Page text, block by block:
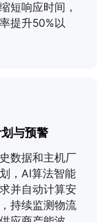
短响应时间，
提升50%以
与预警
数据和主机厂
，AI算法智能
并自动计算安
持续监测物流